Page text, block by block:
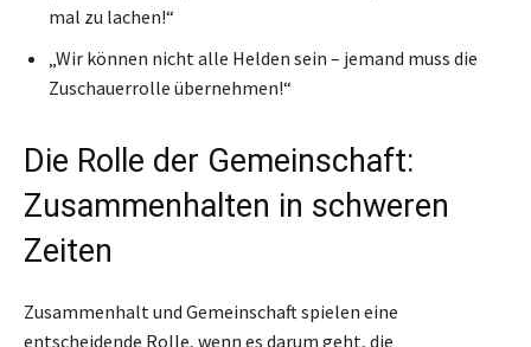
mal zu lachen!“
„Wir können nicht alle Helden sein – jemand muss die
Zuschauerrolle übernehmen!“
Die Rolle der Gemeinschaft:
Zusammenhalten in schweren
Zeiten
Zusammenhalt und Gemeinschaft spielen eine
entscheidende Rolle, wenn es darum geht, die